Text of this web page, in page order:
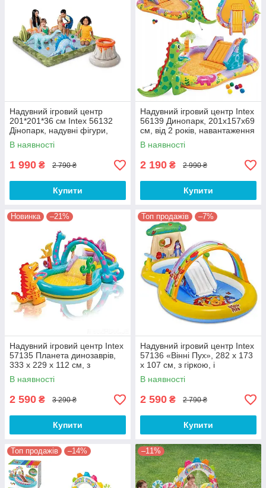
Надувний ігровий центр
201*201*36 см Intex 56132
Дінопарк, надувні фігури,
кульки, кільце
В наявності
1 990 ₴ 2 790 ₴
Купити
Надувний ігровий центр Intex
56139 Динопарк, 201х157х69
см, від 2 років, навантаження
до 54кг, гірка, басейн 159л
В наявності
2 190 ₴ 2 990 ₴
Купити
Новинка –21%
Надувний ігровий центр Intex
57135 Планета динозаврів,
333 х 229 х 112 см, з
фонтаном, надувним кільцем
В наявності
2 590 ₴ 3 290 ₴
Купити
Топ продажів –7%
Надувний ігровий центр Intex
57136 «Вінні Пух», 282 х 173
х 107 см, з гіркою, і
надувними кульками
кільцями
В наявності
2 590 ₴ 2 790 ₴
Купити
Топ продажів –14% –11%